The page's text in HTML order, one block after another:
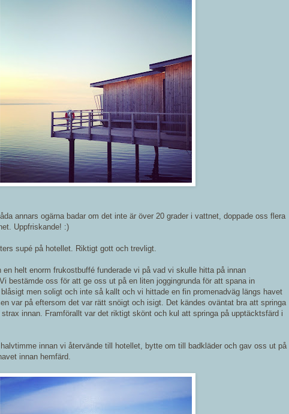
annars ogärna badar om det inte är över 20 grader i vattnet, doppade oss flera
Uppfriskande! :)
supé på hotellet. Riktigt gott och trevligt.
en helt enorm frukostbuffé funderade vi på vad vi skulle hitta på innan
bestämde oss för att ge oss ut på en liten joggingrunda för att spana in
men soligt och inte så kallt och vi hittade en fin promenadväg längs havet
var på eftersom det var rätt snöigt och isigt. Det kändes oväntat bra att springa
innan. Framförallt var det riktigt skönt och kul att springa på upptäcktsfärd i
innan vi återvände till hotellet, bytte om till badkläder och gav oss ut på
innan hemfärd.